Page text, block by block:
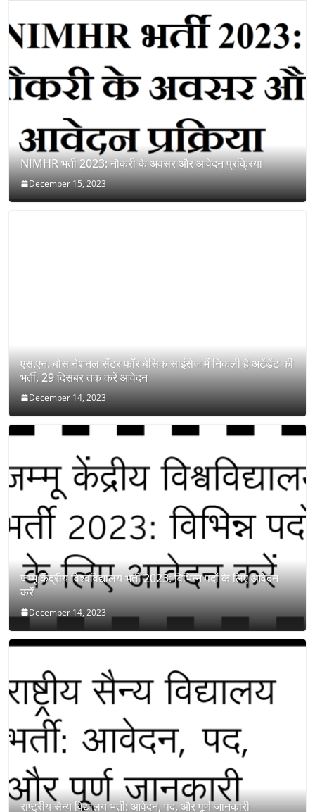
NIMHR भर्ती 2023: नौकरी के अवसर और आवेदन प्रक्रिया
December 15, 2023
एस.एन. बोस नेशनल सेंटर फॉर बेसिक साइंसेज में निकली है अटेंडेंट की
भर्ती, 29 दिसंबर तक करें आवेदन
December 14, 2023
जम्मू केंद्रीय विश्वविद्यालय भर्ती 2023: विभिन्न पदों के लिए आवेदन
करें
December 14, 2023
राष्ट्रीय सैन्य विद्यालय भर्ती: आवेदन, पद, और पूर्ण जानकारी